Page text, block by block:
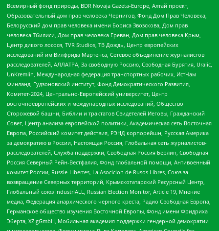
Всемирный фонд природы, BDR Novaja Gazeta-Europe, Алтай проект,
Образовательный дом прав человека Чернигов, Фонд Дом Прав Человека,
Белорусский дом прав человека имени Бориса Звозскова, Дом прав
человека Тбилиси, Дом прав человека Ереван, Дом прав человека Крым,
Центр дикого лосося, TVR Studios, ТВ Дождь, Центр европейских
исследований им Вилфрида Мартенса, Сетевое объединение журналистов
расследователей, АЛЛАТРА, За свободную Россию, Свободная Бурятия, Uralic,
UnKremlin, Международная федерация транспортных рабочих, ИстЧам
Финланд, Гудзоновский институт, Фонд Демократического Развития,
Комитет-2024, Центрально-Европейский университет, Центр
восточноевропейских и международных исследований, Общество
Сторожевой башни, Библии и трактатов Свидетелей Иеговы, Гражданский
Совет, Центр анализа европейской политики, Академическая сеть Восточная
Европа, Российский комитет действия, РЭНД корпорейшн, Русская Америка
за демократию в России, Настоящая Россия, Глобальная сеть журналистов-
расследователей, Служба поддержки, Свободная Россия Берлин, Свободная
Россия Северный Рейн-Вестфалия, Фонд глобальной помощи, Антивоенный
комитет России, Russie-Libertes, La Asocicion de Rusos Libres, Союз за
возвращение Северных территорий, Крымскотатарский Ресурсный Центр,
Глобальный союз IndustriALL, Russian Election Monitor, Article 19, Мнение
медиа, Федерация анархического черного креста, Радио Свободная Европа,
Германское общество изучения Восточной Европы, Фонд имени Фридриха
Эберта, XZ gGmbH, Мобильная академия поддержки гендерной демократии